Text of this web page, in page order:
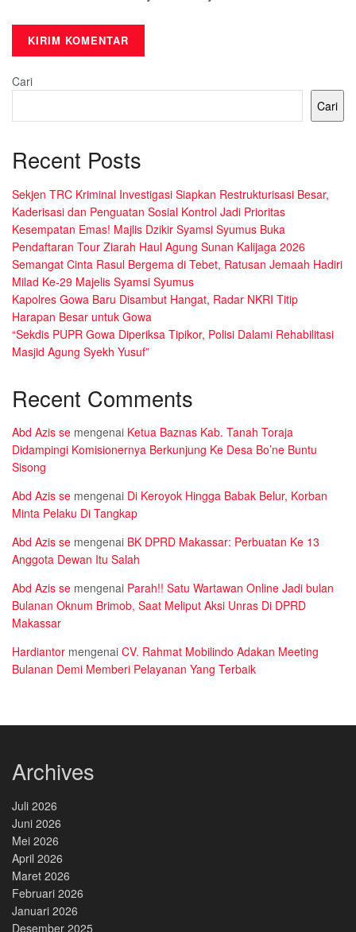
Cari
Cari
Recent Posts
Sekjen TRC Kriminal Investigasi Siapkan Restrukturisasi Besar,
Kaderisasi dan Penguatan Sosial Kontrol Jadi Prioritas
Kesempatan Emas! Majlis Dzikir Syamsi Syumus Buka
Pendaftaran Tour Ziarah Haul Agung Sunan Kalijaga 2026
Semangat Cinta Rasul Bergema di Tebet, Ratusan Jemaah Hadiri
Milad Ke-29 Majelis Syamsi Syumus
Kapolres Gowa Baru Disambut Hangat, Radar NKRI Titip
Harapan Besar untuk Gowa
“Sekdis PUPR Gowa Diperiksa Tipikor, Polisi Dalami Rehabilitasi
Masjid Agung Syekh Yusuf”
Recent Comments
Abd Azis se mengenai Ketua Baznas Kab. Tanah Toraja
Didampingi Komisionernya Berkunjung Ke Desa Bo’ne Buntu
Sisong
Abd Azis se mengenai Di Keroyok Hingga Babak Belur, Korban
Minta Pelaku Di Tangkap
Abd Azis se mengenai BK DPRD Makassar: Perbuatan Ke 13
Anggota Dewan Itu Salah
Abd Azis se mengenai Parah!! Satu Wartawan Online Jadi bulan
Bulanan Oknum Brimob, Saat Meliput Aksi Unras Di DPRD
Makassar
Hardiantor mengenai CV. Rahmat Mobilindo Adakan Meeting
Bulanan Demi Memberi Pelayanan Yang Terbaik
Archives
Juli 2026
Juni 2026
Mei 2026
April 2026
Maret 2026
Februari 2026
Januari 2026
Desember 2025